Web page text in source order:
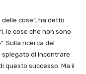
cose”, ha detto
le cose che non sono
Sulla ricerca del
spiegato di incontrare
questo successo. Ma il